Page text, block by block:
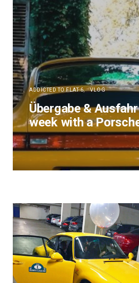
ADDICTED TO FLAT-6 VLOG
Übergabe &
week with a